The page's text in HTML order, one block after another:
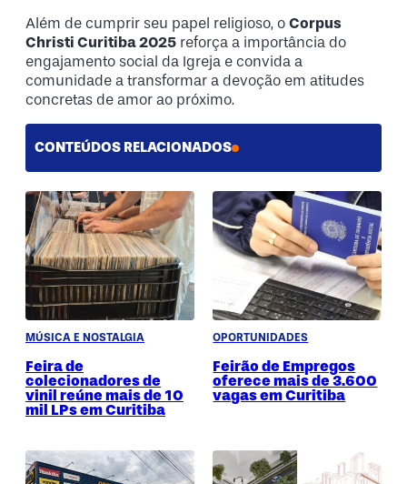
Além de cumprir seu papel religioso, o Corpus
Christi Curitiba 2025 reforça a importância do
engajamento social da Igreja e convida a
comunidade a transformar a devoção em atitudes
concretas de amor ao próximo.
CONTEÚDOS RELACIONADOS
MÚSICA E NOSTALGIA
Feira de
colecionadores de
vinil reúne mais de 10
mil LPs em Curitiba
OPORTUNIDADES
Feirão de Empregos
oferece mais de 3.600
vagas em Curitiba